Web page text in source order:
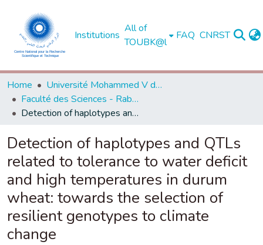
Institutions
All of
TOUBK@l
FAQ CNRST
Home
Université Mohammed V de Rabat
Faculté des Sciences - Rabat
Detection of haplotypes and QTLs related to tolerance to water deficit and high temperatures in durum wheat: towards the selection of resilient genotypes to climate change
Detection of haplotypes and QTLs
related to tolerance to water deficit
and high temperatures in durum
wheat: towards the selection of
resilient genotypes to climate
change